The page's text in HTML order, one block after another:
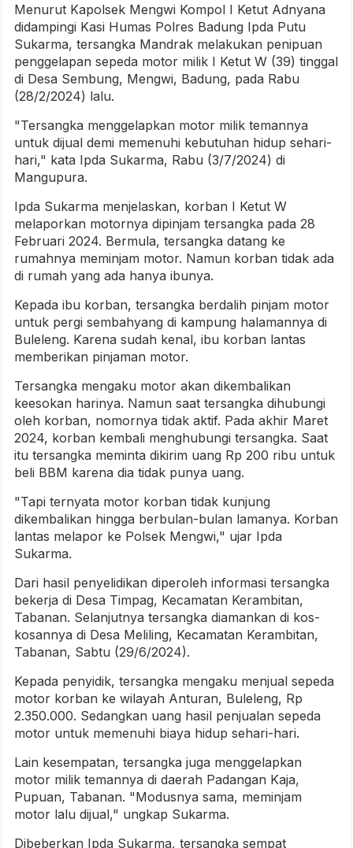
Menurut Kapolsek Mengwi Kompol I Ketut Adnyana
didampingi Kasi Humas Polres Badung Ipda Putu
Sukarma, tersangka Mandrak melakukan penipuan
penggelapan sepeda motor milik I Ketut W (39) tinggal
di Desa Sembung, Mengwi, Badung, pada Rabu
(28/2/2024) lalu.
"Tersangka menggelapkan motor milik temannya
untuk dijual demi memenuhi kebutuhan hidup sehari-
hari," kata Ipda Sukarma, Rabu (3/7/2024) di
Mangupura.
Ipda Sukarma menjelaskan, korban I Ketut W
melaporkan motornya dipinjam tersangka pada 28
Februari 2024. Bermula, tersangka datang ke
rumahnya meminjam motor. Namun korban tidak ada
di rumah yang ada hanya ibunya.
Kepada ibu korban, tersangka berdalih pinjam motor
untuk pergi sembahyang di kampung halamannya di
Buleleng. Karena sudah kenal, ibu korban lantas
memberikan pinjaman motor.
Tersangka mengaku motor akan dikembalikan
keesokan harinya. Namun saat tersangka dihubungi
oleh korban, nomornya tidak aktif. Pada akhir Maret
2024, korban kembali menghubungi tersangka. Saat
itu tersangka meminta dikirim uang Rp 200 ribu untuk
beli BBM karena dia tidak punya uang.
"Tapi ternyata motor korban tidak kunjung
dikembalikan hingga berbulan-bulan lamanya. Korban
lantas melapor ke Polsek Mengwi," ujar Ipda
Sukarma.
Dari hasil penyelidikan diperoleh informasi tersangka
bekerja di Desa Timpag, Kecamatan Kerambitan,
Tabanan. Selanjutnya tersangka diamankan di kos-
kosannya di Desa Meliling, Kecamatan Kerambitan,
Tabanan, Sabtu (29/6/2024).
Kepada penyidik, tersangka mengaku menjual sepeda
motor korban ke wilayah Anturan, Buleleng, Rp
2.350.000. Sedangkan uang hasil penjualan sepeda
motor untuk memenuhi biaya hidup sehari-hari.
Lain kesempatan, tersangka juga menggelapkan
motor milik temannya di daerah Padangan Kaja,
Pupuan, Tabanan. "Modusnya sama, meminjam
motor lalu dijual," ungkap Sukarma.
Dibeberkan Ipda Sukarma, tersangka sempat